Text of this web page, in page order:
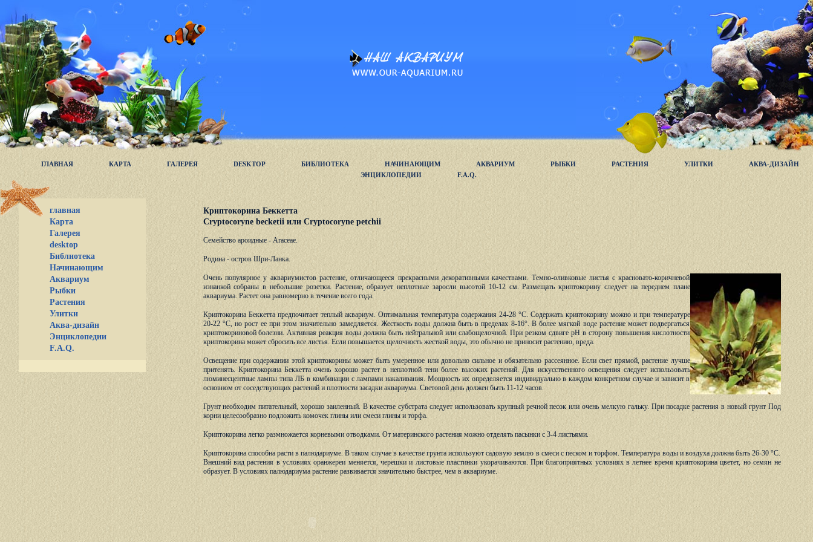
ГЛАВНАЯ КАРТА ГАЛЕРЕЯ DESKTOP БИБЛИОТЕКА НАЧИНАЮЩИМ АКВАРИУМ РЫБКИ РАСТЕНИЯ УЛИТКИ
АКВА-ДИЗАЙН
ЭНЦИКЛОПЕДИИ
F.A.Q.
главная
Карта
Галерея
desktop
Библиотека
Начинающим
Аквариум
Рыбки
Растения
Улитки
Аква-дизайн
Энциклопедии
F.A.Q.
Криптокорина Беккетта
Cryptocoryne becketii или Cryptocoryne petchii
Семейство ароидные - Araceae.
Родина - остров Шри-Ланка.
Оченьпопулярное у аквариумистов растение, отличающееся прекрасными декоративными качествами. Темно-оливковые листья с красновато-коричневой
изнанкой собраны в небольшие розетки. Растение, образует неплотные заросли высотой 10-12 см. Размещать криптокорину следует на переднем плане
аквариума. Растет она равномерно в течение всего года.
Криптокорина Беккетта предпочитает теплый аквариум. Оптимальная температура содержания 24-28 °С. Содержать криптокорину можно и при температуре
20-22 °С, но рост ее при этом значительно замедляется. Жесткость воды должна быть в пределах 8-16°. В более мягкой воде растение может подвергаться
криптокориновой болезни. Активная реакция воды должна быть нейтральной или слабощелочной. При резком сдвиге рН в сторону повышения кислотности
криптокорина может сбросить все листья. Если повышается щелочность жесткой воды, это обычно не приносит растению, вреда.
Освещение при содержании этой криптокорины может быть умеренное или довольно сильное и обязательно рассеянное. Если свет прямой, растение лучше
притенять. Криптокорина Беккетта очень хорошо растет в неплотной тени более высоких растений. Для искусственного освещения следует использовать
люминесцентные лампы типа ЛБ в комбинации с лампами накаливания. Мощность их определяется индивидуально в каждом конкретном случае и зависит в
основном от соседствующих растений и плотности засадки аквариума. Световой день должен быть 11-12 часов.
Грунт необходим питательный, хорошо заиленный. В качестве субстрата следует использовать крупный речной песок или очень мелкую гальку. При посадке растения в новый грунт Под
корни целесообразно подложить комочек глины или смеси глины и торфа.
Криптокорина легко размножается корневыми отводками. От материнского растения можно отделять пасынки с 3-4 листьями.
Криптокорина способна расти в палюдариуме. В таком случае в качестве грунта используют садовую землю в смеси с песком и торфом. Температура воды и воздуха должна быть 26-30 °С.
Внешний вид растения в условиях оранжереи меняется, черешки и листовые пластинки укорачиваются. При благоприятных условиях в летнее время криптокорина цветет, но семян не
образует. В условиях палюдариума растение развивается значительно быстрее, чем в аквариуме.